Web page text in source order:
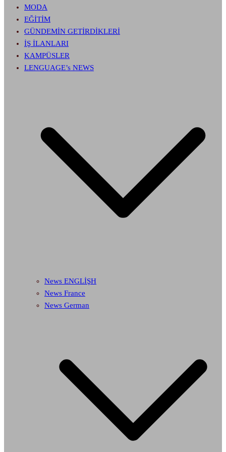
MODA
EĞİTİM
GÜNDEMİN GETİRDİKLERİ
İŞ İLANLARI
KAMPÜSLER
LENGUAGE’s NEWS
News ENGLİŞH
News France
News German